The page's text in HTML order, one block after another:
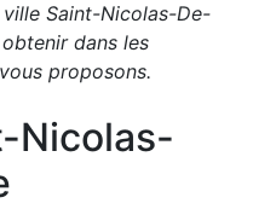
Saint-Nicolas-De-
dans les
proposons.
Nicolas-